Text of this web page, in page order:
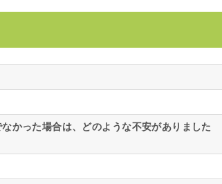
かった場合は、どのような不安がありました